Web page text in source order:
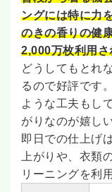
ングには特に力
のきの香りの健
2,000万枚利用
どうしてもとれ
るので好評です
ような工夫もし
がりなのが嬉し
即日での仕上げ
上がりや、衣類
リーニングを利